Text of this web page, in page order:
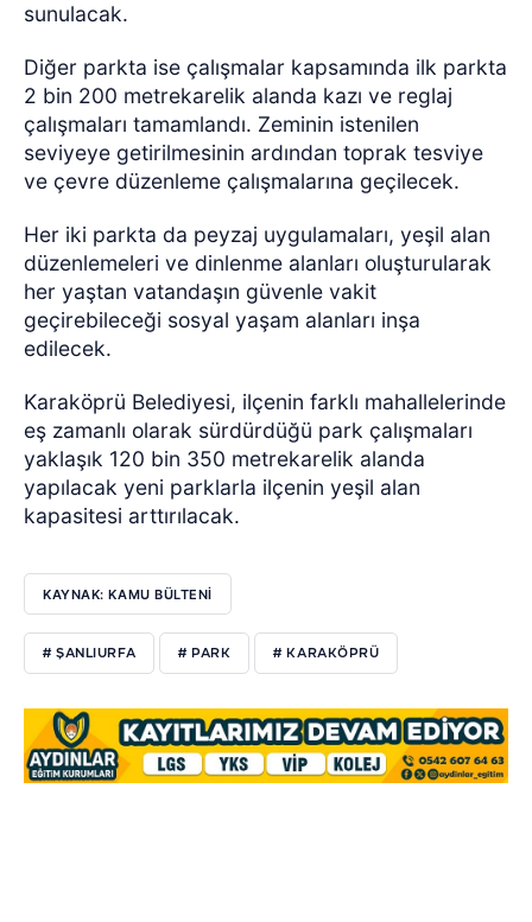
sunulacak.
Diğer parkta ise çalışmalar kapsamında ilk parkta
2 bin 200 metrekarelik alanda kazı ve reglaj
çalışmaları tamamlandı. Zeminin istenilen
seviyeye getirilmesinin ardından toprak tesviye
ve çevre düzenleme çalışmalarına geçilecek.
Her iki parkta da peyzaj uygulamaları, yeşil alan
düzenlemeleri ve dinlenme alanları oluşturularak
her yaştan vatandaşın güvenle vakit
geçirebileceği sosyal yaşam alanları inşa
edilecek.
Karaköprü Belediyesi, ilçenin farklı mahallelerinde
eş zamanlı olarak sürdürdüğü park çalışmaları
yaklaşık 120 bin 350 metrekarelik alanda
yapılacak yeni parklarla ilçenin yeşil alan
kapasitesi arttırılacak.
KAYNAK: KAMU BÜLTENİ
# ŞANLIURFA # PARK # KARAKÖPRÜ